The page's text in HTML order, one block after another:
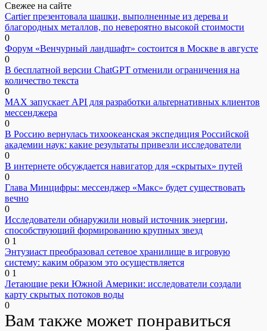
Свежее на сайте
Cartier презентовала шашки, выполненные из дерева и
благородных металлов, по невероятно высокой стоимости
0
Форум «Венчурный ландшафт» состоится в Москве в августе
0
В бесплатной версии ChatGPT отменили ограничения на
количество текста
0
MAX запускает API для разработки альтернативных клиентов
мессенджера
0
В Россию вернулась тихоокеанская экспедиция Российской
академии наук: какие результаты привезли исследователи
0
В интернете обсуждается навигатор для «скрытых» путей
0
Глава Минцифры: мессенджер «Макс» будет существовать
вечно
0
Исследователи обнаружили новый источник энергии,
способствующий формированию крупных звезд
0 1
Энтузиаст преобразовал сетевое хранилище в игровую
систему: каким образом это осуществляется
0 1
Летающие реки Южной Америки: исследователи создали
карту скрытых потоков воды
0
Вам также может понравиться